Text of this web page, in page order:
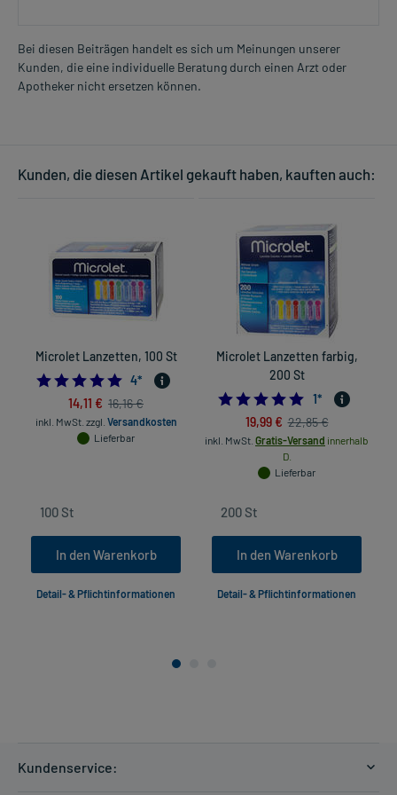
Bei diesen Beiträgen handelt es sich um Meinungen unserer
Kunden, die eine individuelle Beratung durch einen Arzt oder
Apotheker nicht ersetzen können.
Kunden, die diesen Artikel gekauft haben, kauften auch:
Microlet Lanzetten, 100 St
5.0
4*
14,11 € 16,16 €
inkl. MwSt. zzgl. Versandkosten
Lieferbar
In den Warenkorb
Detail- & Pflichtinformationen
Microlet Lanzetten farbig,
200 St
5.0
1*
19,99 € 22,85 €
inkl. MwSt. Gratis-Versand innerhalb
D.
Lieferbar
In den Warenkorb
Detail- & Pflichtinformationen
Kundenservice: